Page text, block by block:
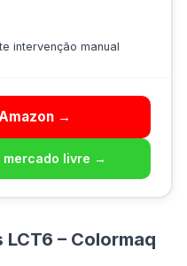
intervenção manual
→
mercado livre →
– Colormaq